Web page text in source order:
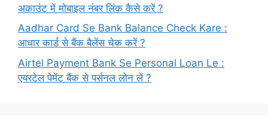
अकाउंट में मोबाइल नंबर लिंक कैसे करें ?
Aadhar Card Se Bank Balance Check Kare :
आधार कार्ड से बैंक बैलेंस चेक करें ?
Airtel Payment Bank Se Personal Loan Le :
एयरटेल पेमेंट बैंक से पर्सनल लोन लें ?